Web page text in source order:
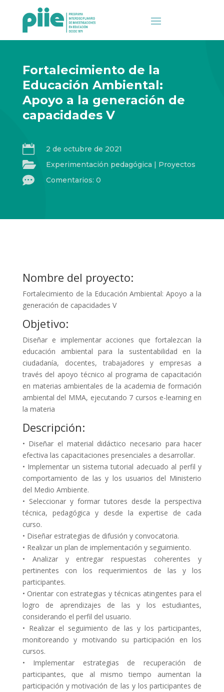
Fortalecimiento de la
Educación Ambiental:
Apoyo a la generación de
capacidades V
 2 de octubre de 2021
 Experimentación pedagógica | Proyectos
 Comentarios: 0
Nombre del proyecto:
Fortalecimiento de la Educación Ambiental: Apoyo a la
generación de capacidades V
Objetivo:
Diseñar e implementar acciones que fortalezcan la
educación ambiental para la sustentabilidad en la
ciudadanía, docentes, trabajadores y empresas a
través del apoyo técnico al programa de capacitación
en materias ambientales de la academia de formación
ambiental del MMA, ejecutando 7 cursos e-learning en
la materia
Descripción:
• Diseñar el material didáctico necesario para hacer
efectiva las capacitaciones presenciales a desarrollar.
• Implementar un sistema tutorial adecuado al perfil y
comportamiento de las y los usuarios del Ministerio
del Medio Ambiente.
• Seleccionar y formar tutores desde la perspectiva
técnica, pedagógica y desde la expertise de cada
curso.
• Diseñar estrategias de difusión y convocatoria.
• Realizar un plan de implementación y seguimiento.
• Analizar y entregar respuestas coherentes y
pertinentes con los requerimientos de las y los
participantes.
• Orientar con estrategias y técnicas atingentes para el
logro de aprendizajes de las y los estudiantes,
considerando el perfil del usuario.
• Realizar el seguimiento de las y los participantes,
monitoreando y motivando su participación en los
cursos.
• Implementar estrategias de recuperación de
participantes, que al mismo tiempo aumentan la
participación y motivación de las y los participantes de